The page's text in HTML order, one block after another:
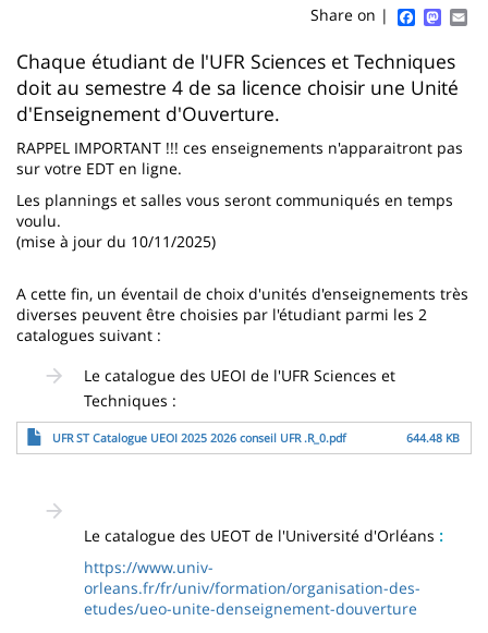
Share on |
Contenu
de
la
page
principale
Chaque étudiant de l'UFR Sciences et Techniques
doit au semestre 4 de sa licence choisir une Unité
d'Enseignement d'Ouverture.
RAPPEL IMPORTANT !!! ces enseignements n'apparaitront pas
sur votre EDT en ligne.
Les plannings et salles vous seront communiqués en temps
voulu.
(mise à jour du 10/11/2025)
A cette fin, un éventail de choix d'unités d'enseignements très
diverses peuvent être choisies par l'étudiant parmi les 2
catalogues suivant :
Le catalogue des UEOI de l'UFR Sciences et
Techniques :
File
UFR ST Catalogue UEOI 2025 2026 conseil UFR .R_0.pdf 644.48 KB
Le catalogue des UEOT de l'Université d'Orléans :
https://www.univ-
orleans.fr/fr/univ/formation/organisation-des-
etudes/ueo-unite-denseignement-douverture